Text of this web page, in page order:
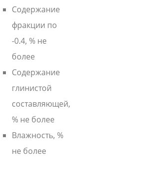
Содержание
фракции по
-0.4, % не
более
Содержание
глинистой
составляющей,
% не более
Влажность, %
не более